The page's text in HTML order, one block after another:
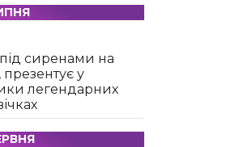
сиренами на
презентує у
легендарних